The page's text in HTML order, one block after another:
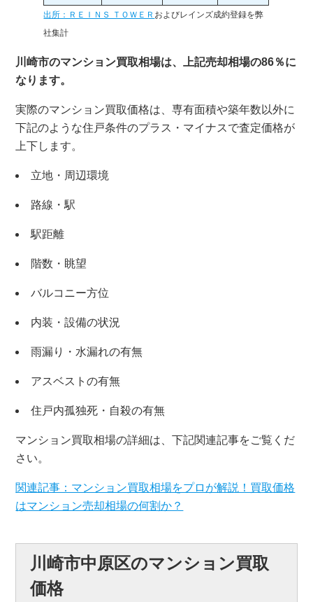
出所：ＲＥＩＮＳ ＴＯＷＥＲ およびレインズ成約登録を弊
社集計
川崎市のマンション買取相場は、上記売却相場の86％に
なります。
実際のマンション買取価格は、専有面積や築年数以外に
下記のような住戸条件のプラス・マイナスで査定価格が
上下します。
立地・周辺環境
路線・駅
駅距離
階数・眺望
バルコニー方位
内装・設備の状況
雨漏り・水漏れの有無
アスベストの有無
住戸内孤独死・自殺の有無
マンション買取相場の詳細は、下記関連記事をご覧くだ
さい。
関連記事：マンション買取相場をプロが解説！買取価格
はマンション売却相場の何割か？
川崎市中原区のマンション買取
価格